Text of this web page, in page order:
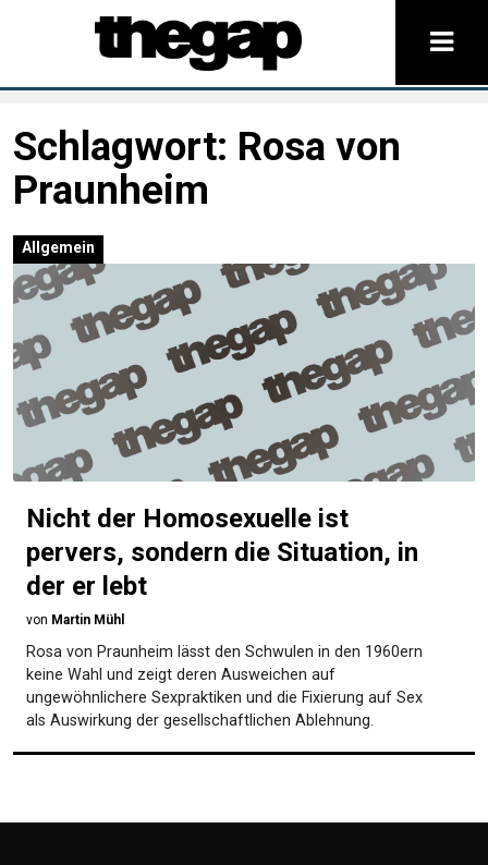
Schlagwort: Rosa von
Praunheim
Allgemein
Nicht der Homosexuelle ist
pervers, sondern die Situation, in
der er lebt
von Martin Mühl
Rosa von Praunheim lässt den Schwulen in den 1960ern
keine Wahl und zeigt deren Ausweichen auf
ungewöhnlichere Sexpraktiken und die Fixierung auf Sex
als Auswirkung der gesellschaftlichen Ablehnung.